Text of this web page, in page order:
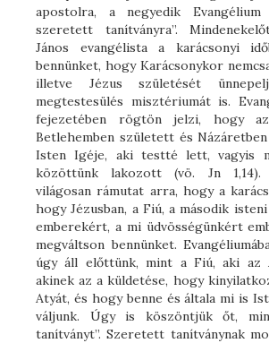
apostolra, a negyedik
szeretett tanítványra”.
János evangélista a karácsonyi
bennünket, hogy Karácsonykor
illetve Jézus születését
megtestesülés misztériumát is.
fejezetében rögtön jelzi, hogy
Betlehemben született és
Isten Igéje, aki testté lett, vagyis
közöttünk lakozott (vö. Jn 1,14).
világosan rámutat arra, hogy a
hogy Jézusban, a Fiú, a második
emberekért, a mi üdvösségünkért
megváltson bennünket.
úgy áll előttünk, mint a Fiú, aki az
akinek az a küldetése, hogy
Atyát, és hogy benne és általa mi is
váljunk. Úgy is köszöntjük őt,
tanítványt”. Szeretett tanítványnak